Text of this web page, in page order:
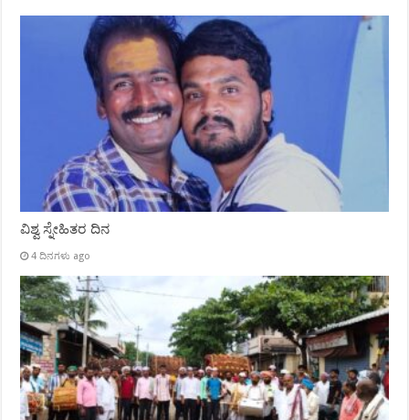
ವಿಶ್ವ ಸ್ನೇಹಿತರ ದಿನ
4 ದಿನಗಳು ago